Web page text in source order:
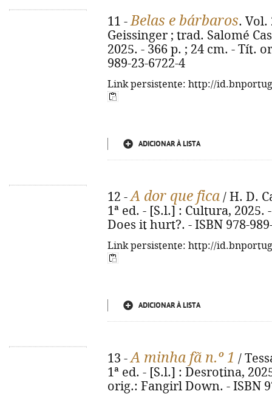
11 -Belas e bárbaros. Vol.
Geissinger ; trad. Salomé
2025. - 366 p. ; 24 cm. - Tít.
989-23-6722-4
Link persistente: http://
ADICIONAR À LISTA
12 -A dor que fica / H. D.
1ª ed. - [S.l.] : Cultura, 2025.
Does it hurt?. - ISBN 978-
Link persistente: http://
ADICIONAR À LISTA
13 -A minha fã n.º 1 /
1ª ed. - [S.l.] : Desrotina,
orig.: Fangirl Down. - ISBN